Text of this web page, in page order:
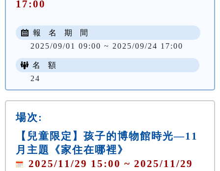
17:00
報 名 期 間
2025/09/01 09:00 ~ 2025/09/24 17:00
名 額
24
場次:
【兒童限定】孩子的博物館時光—11
月主題《家住在哪裡》
2025/11/29 15:00 ~ 2025/11/29